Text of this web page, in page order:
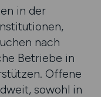
in der
nach
Betriebe in
Offene
sowohl in